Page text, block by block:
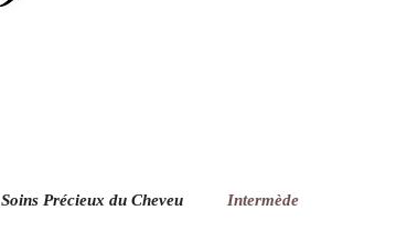
Soins Précieux du Cheveu Intermède